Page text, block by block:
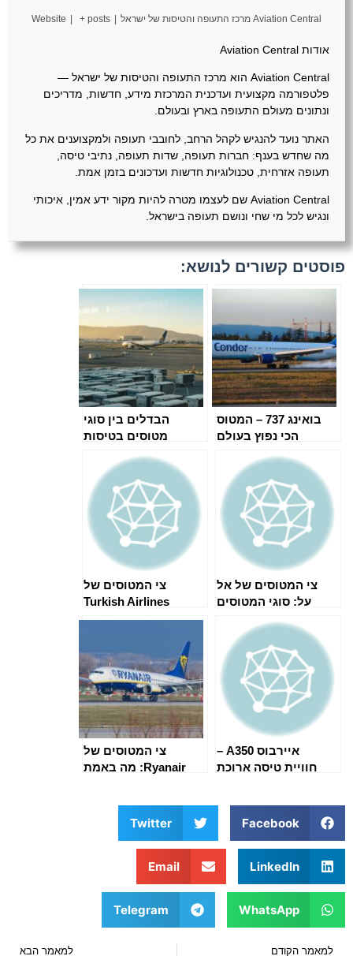
Aviation Central מרכז התעופה והטיסות של ישראל Website + posts
אודות Aviation Central
Aviation Central הוא מרכז התעופה והטיסות של ישראל —
פלטפורמה מקצועית ועדכנית המרכזת מידע, חדשות, מדריכים
ונתונים מעולם התעופה בארץ ובעולם.
האתר נועד להנגיש לקהל הרחב, לחובבי תעופה ולמקצוענים את כל
מה שחדש בענף: חברות תעופה, שדות תעופה, נתיבי טיסה,
תעופה אזרחית, טכנולוגיות חדשות ועדכונים בזמן אמת.
Aviation Central שם לעצמו מטרה להיות מקור ידע אמין, איכותי
ונגיש לכל מי שחי ונושם תעופה בישראל.
פוסטים קשורים לנושא:
בואינג 737 – המטוס
הכי נפוץ בעולם
הבדלים בין סוגי
מטוסים בטיסות
צי המטוסים של אל
על: סוגי המטוסים
צי המטוסים של
Turkish Airlines
איירבוס A350 –
חוויית טיסה ארוכת
צי המטוסים של
Ryanair: מה באמת
Facebook
Twitter
LinkedIn
Email
WhatsApp
Telegram
למאמר הקודם למאמר הבא